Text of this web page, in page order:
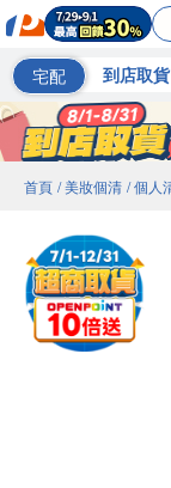
宅配 到店取貨
首頁 / 美妝個清 / 個人